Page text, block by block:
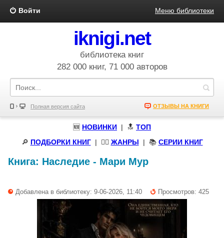
Войти Меню библиотеки
iknigi.net
библиотека книг
282 000 книг, 71 000 авторов
Полная версия сайта ОТЗЫВЫ НА КНИГИ
🆕 НОВИНКИ | 🔝 ТОП
🔎 ПОДБОРКИ КНИГ| 🧝‍♀️ ЖАНРЫ | 📚 СЕРИИ КНИГ
Книга: Наследие - Мари Мур
Добавлена в библиотеку: 9-06-2026, 11:40 Просмотров: 425